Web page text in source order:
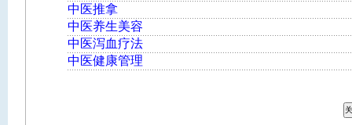
中医推拿
中医养生美容
中医泻血疗法
中医健康管理